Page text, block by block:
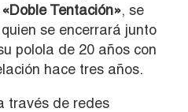
«Doble Tentación», se
se encerrará junto
polola de 20 años con
hace tres años.
través de redes